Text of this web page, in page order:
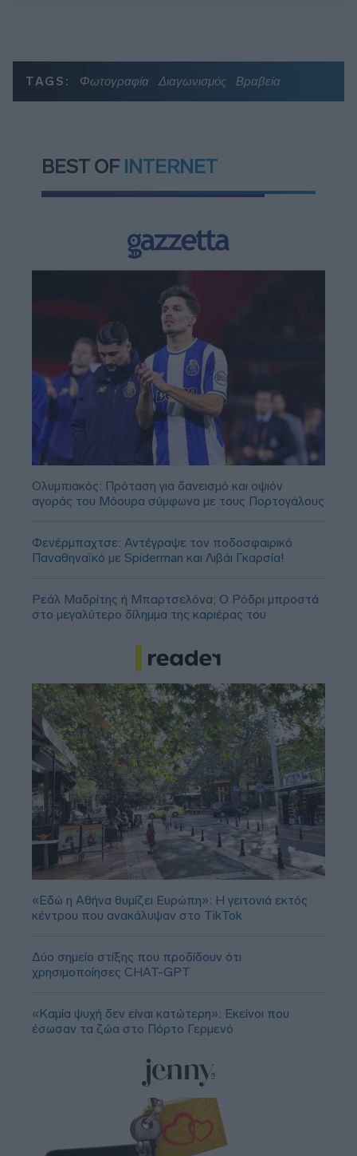
TAGS: Φωτογραφία Διαγωνισμός Βραβεία
BEST OF INTERNET
Ολυμπιακός: Πρόταση για δανεισμό και οψιόν
αγοράς του Μόουρα σύμφωνα με τους Πορτογάλους
Φενέρμπαχτσε: Αντέγραψε τον ποδοσφαιρικό
Παναθηναϊκό με Spiderman και Λιβάι Γκαρσία!
Ρεάλ Μαδρίτης ή Μπαρτσελόνα; Ο Ρόδρι μπροστά
στο μεγαλύτερο δίλημμα της καριέρας του
«Εδώ η Αθήνα θυμίζει Ευρώπη»: H γειτονιά εκτός
κέντρου που ανακάλυψαν στο TikTok
Δύο σημείο στίξης που προδίδουν ότι
χρησιμοποίησες CHAT-GPT
«Καμία ψυχή δεν είναι κατώτερη»: Εκείνοι που
έσωσαν τα ζώα στο Πόρτο Γερμενό